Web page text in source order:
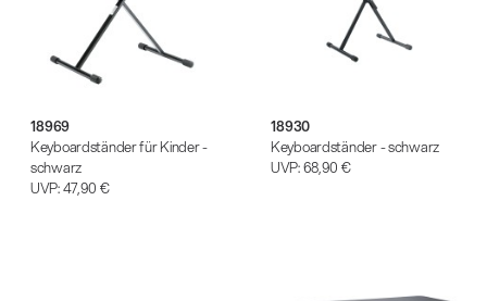
18969
Keyboardständer für Kinder -
schwarz
UVP:47,90 €
18930
Keyboardständer - schwarz
UVP:68,90 €